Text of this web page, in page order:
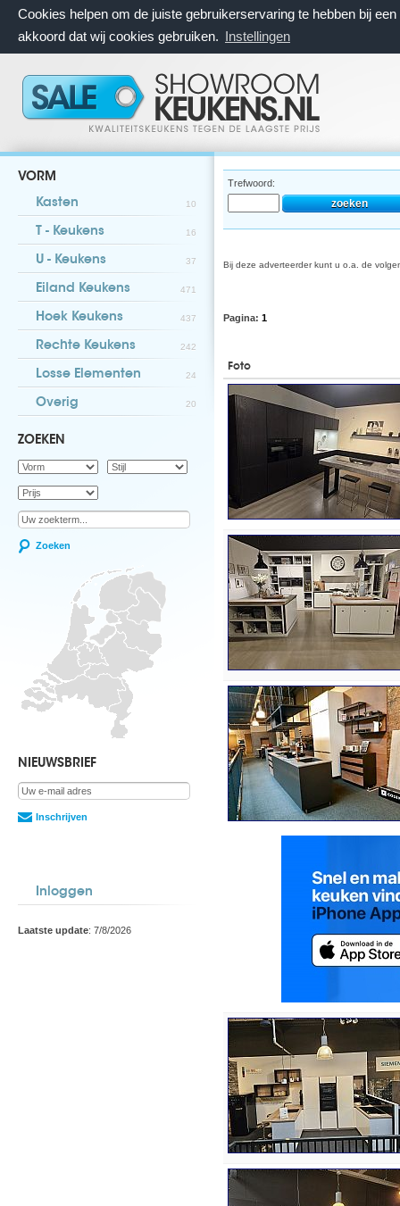
Cookies helpen om de juiste gebruikerservaring te hebben bij
akkoord dat wij cookies gebruiken. Instellingen
VORM
Kasten 10
T - Keukens 16
U - Keukens 37
Eiland Keukens 471
Hoek Keukens 437
Rechte Keukens 242
Losse Elementen 24
Overig 20
ZOEKEN
Zoeken
NIEUWSBRIEF
Inschrijven
Inloggen
Laatste update: 7/8/2026
Trefwoord:
Bij deze adverteerder kunt u o.a. de
Pagina: 1
Foto